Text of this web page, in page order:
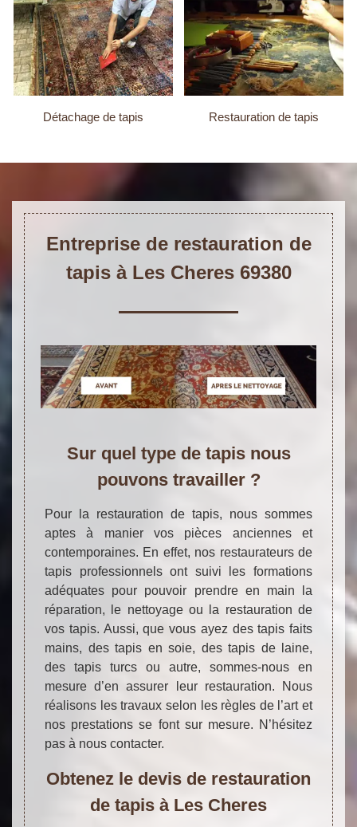
Détachage de tapis Restauration de tapis
Entreprise de restauration de
tapis à Les Cheres 69380
Sur quel type de tapis nous
pouvons travailler ?
Pour la restauration de tapis, nous sommes
aptes à manier vos pièces anciennes et
contemporaines. En effet, nos restaurateurs de
tapis professionnels ont suivi les formations
adéquates pour pouvoir prendre en main la
réparation, le nettoyage ou la restauration de
vos tapis. Aussi, que vous ayez des tapis faits
mains, des tapis en soie, des tapis de laine,
des tapis turcs ou autre, sommes-nous en
mesure d’en assurer leur restauration. Nous
réalisons les travaux selon les règles de l’art et
nos prestations se font sur mesure. N’hésitez
pas à nous contacter.
Obtenez le devis de restauration
de tapis à Les Cheres